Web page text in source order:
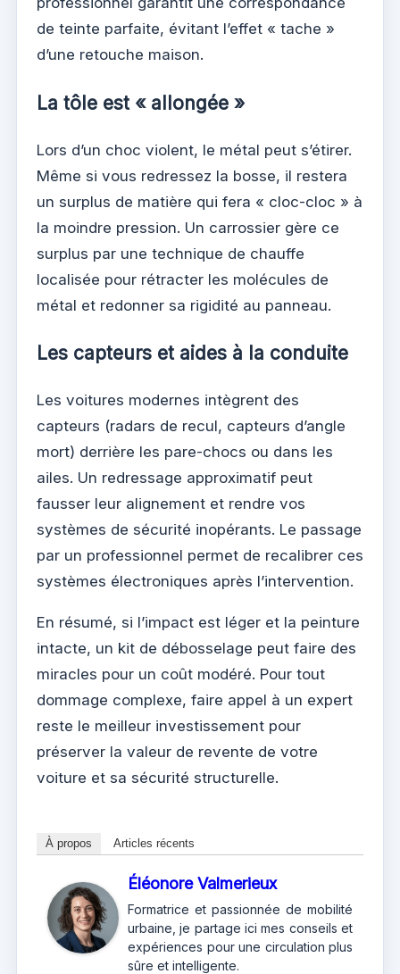
de teinte parfaite, évitant l’effet « tache »
d’une retouche maison.
La tôle est « allongée »
Lors d’un choc violent, le métal peut s’étirer.
Même si vous redressez la bosse, il restera
un surplus de matière qui fera « cloc-cloc » à
la moindre pression. Un carrossier gère ce
surplus par une technique de chauffe
localisée pour rétracter les molécules de
métal et redonner sa rigidité au panneau.
Les capteurs et aides à la conduite
Les voitures modernes intègrent des
capteurs (radars de recul, capteurs d’angle
mort) derrière les pare-chocs ou dans les
ailes. Un redressage approximatif peut
fausser leur alignement et rendre vos
systèmes de sécurité inopérants. Le passage
par un professionnel permet de recalibrer ces
systèmes électroniques après l’intervention.
En résumé, si l’impact est léger et la peinture
intacte, un kit de débosselage peut faire des
miracles pour un coût modéré. Pour tout
dommage complexe, faire appel à un expert
reste le meilleur investissement pour
préserver la valeur de revente de votre
voiture et sa sécurité structurelle.
À propos Articles récents
Éléonore Valmerieux
Formatrice et passionnée de mobilité
urbaine, je partage ici mes conseils et
expériences pour une circulation plus
sûre et intelligente.